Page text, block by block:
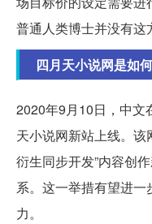
普通人类博士并没有这
四月天小说网是如
2020年9月10日，中文
天小说网新站上线。该
衍生同步开发”内容创
系。这一举措有望进
力。